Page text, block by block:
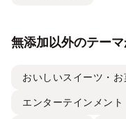
無添加以外のテー
おいしいスイーツ・お
エンターテインメント